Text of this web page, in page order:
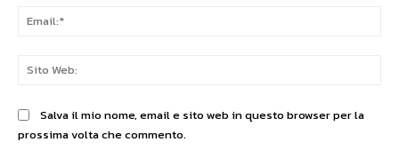
Salva il mio nome, email e sito web in questo browser per la
prossima volta che commento.